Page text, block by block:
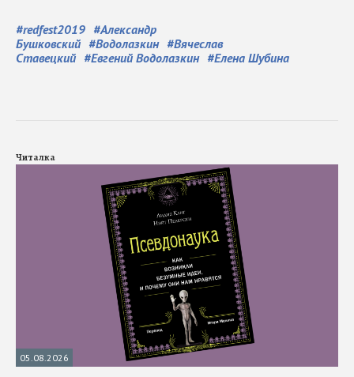
#redfest2019 #Александр
Бушковский #Водолазкин #Вячеслав
Ставецкий #Евгений Водолазкин #Елена Шубина
Читалка
05.08.2026